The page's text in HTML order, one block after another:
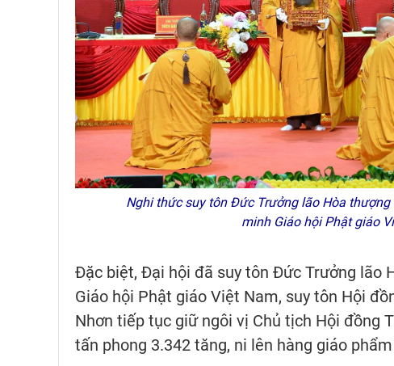
Nghi thức suy tôn Đức Trưởng lão Hòa
minh Giáo hội Phật giáo
Đặc biệt, Đại hội đã suy tôn Đức Trưởng lão
Giáo hội Phật giáo Việt Nam, suy tôn Hội
Nhơn tiếp tục giữ ngôi vị Chủ tịch Hội đồng
tấn phong 3.342 tăng, ni lên hàng giáo